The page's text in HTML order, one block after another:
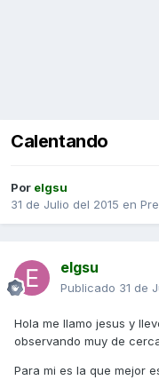
Calentando
Por elgsu
31 de Julio del 2015 en
elgsu
Publicado 31 de
Hola me llamo jesus y
observando muy de
Para mi es la que mejor